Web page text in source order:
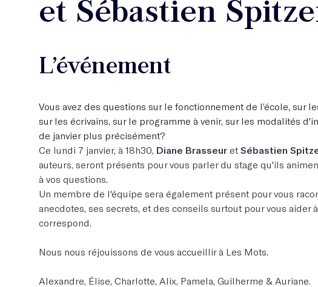
et Sébastien
L’événement
Vous avez des questions sur le fonctionnement de l’école, sur
sur les écrivains, sur le programme à venir, sur les modalités
de janvier plus précisément?
Ce lundi 7 janvier, à 18h30, Diane Brasseur et Sébastien
auteurs, seront présents pour vous parler du stage qu'ils
à vos questions.
Un membre de l'équipe sera également présent pour vous
anecdotes, ses secrets, et des conseils surtout pour vous aider
correspond.
Nous nous réjouissons de vous accueillir à Les Mots.
Alexandre, Élise, Charlotte, Alix, Pamela, Guilherme & Auriane.